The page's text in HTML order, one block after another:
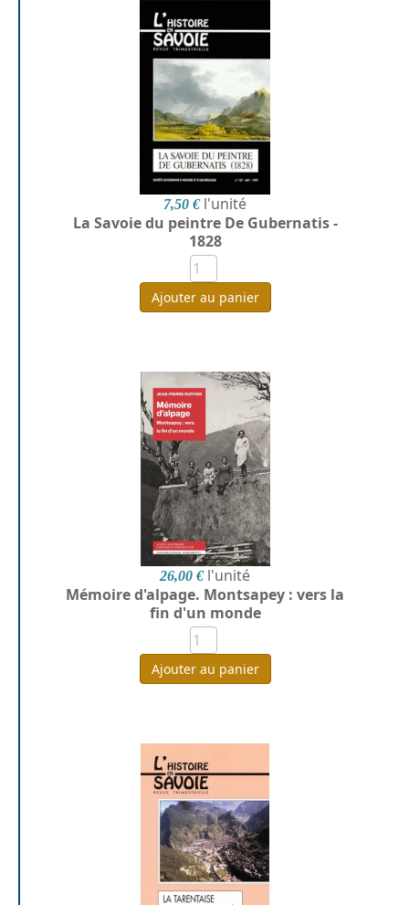
7,50 € l'unité
La Savoie du peintre De Gubernatis -
1828
Ajouter au panier
26,00 € l'unité
Mémoire d'alpage. Montsapey : vers la
fin d'un monde
Ajouter au panier